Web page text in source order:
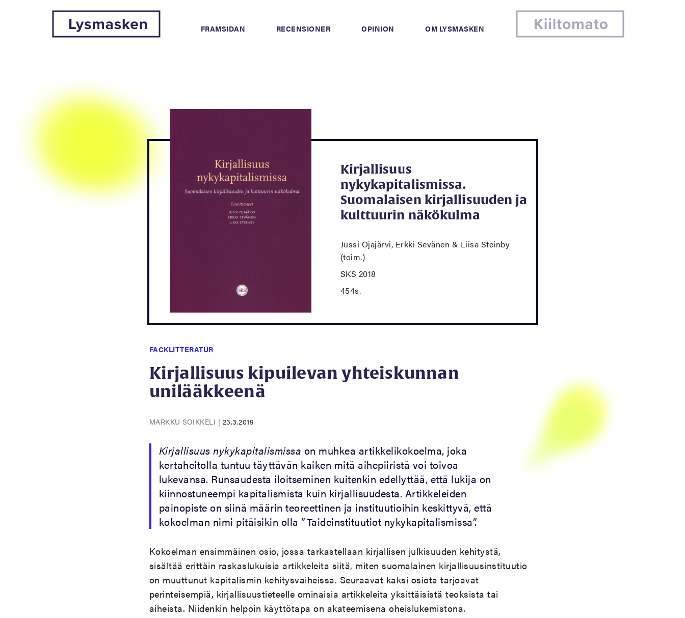
FRAMSIDAN RECENSIONER OPINION OM LYSMASKEN
Kirjallisuus
nykykapitalismissa.
Suomalaisen kirjallisuuden ja
kulttuurin näkökulma
Jussi Ojajärvi, Erkki Sevänen & Liisa Steinby
(toim.)
SKS 2018
454s.
FACKLITTERATUR
Kirjallisuus kipuilevan yhteiskunnan
unilääkkeenä
MARKKU SOIKKELI | 23.3.2019
Kirjallisuus nykykapitalismissa on muhkea artikkelikokoelma, joka
kertaheitolla tuntuu täyttävän kaiken mitä aihepiiristä voi toivoa
lukevansa. Runsaudesta iloitseminen kuitenkin edellyttää, että lukija on
kiinnostuneempi kapitalismista kuin kirjallisuudesta. Artikkeleiden
painopiste on siinä määrin teoreettinen ja instituutioihin keskittyvä, että
kokoelman nimi pitäisikin olla ”Taideinstituutiot nykykapitalismissa”.
Kokoelman ensimmäinen osio, jossa tarkastellaan kirjallisen julkisuuden kehitystä,
sisältää erittäin raskaslukuisia artikkeleita siitä, miten suomalainen kirjallisuusinstituutio
on muuttunut kapitalismin kehitysvaiheissa. Seuraavat kaksi osiota tarjoavat
perinteisempiä, kirjallisuustieteelle ominaisia artikkeleita yksittäisistä teoksista tai
aiheista. Niidenkin helpoin käyttötapa on akateemisena oheislukemistona.